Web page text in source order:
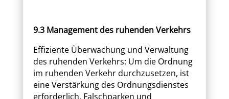
9.3 Management des ruhenden Verkehrs
Effiziente Überwachung und Verwaltung
des ruhenden Verkehrs: Um die Ordnung
im ruhenden Verkehr durchzusetzen, ist
eine Verstärkung des Ordnungsdienstes
erforderlich. Falschparken und